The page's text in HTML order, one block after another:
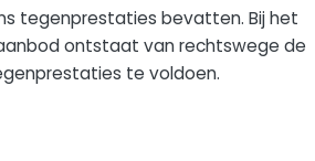
tegenprestaties bevatten. Bij het
ontstaat van rechtswege de
te voldoen.